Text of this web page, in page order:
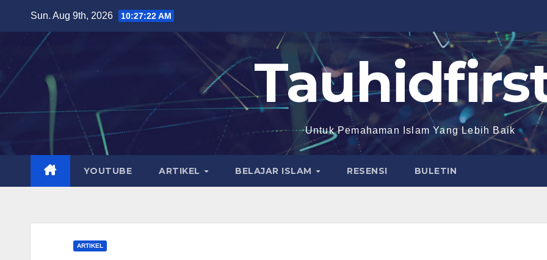
Sun. Aug 9th, 2026 10:27:23 AM
Untuk Pemahaman Islam Yang Lebih Baik
YOUTUBE ARTIKEL BELAJAR ISLAM RESENSI BULETIN
ARTIKEL